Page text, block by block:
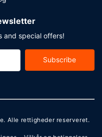
and special offers!
Subscribe
. Alle rettigheder reserveret.